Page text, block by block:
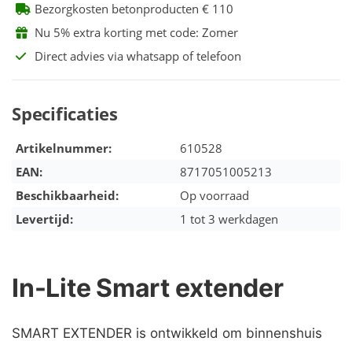
Bezorgkosten betonproducten € 110
Nu 5% extra korting met code: Zomer
Direct advies via whatsapp of telefoon
Specificaties
Artikelnummer:
610528
EAN:
8717051005213
Beschikbaarheid:
Op voorraad
Levertijd:
1 tot 3 werkdagen
In-Lite Smart extender
SMART EXTENDER is ontwikkeld om binnenshuis